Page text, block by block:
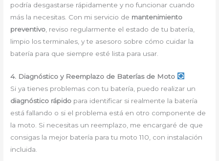
podría desgastarse rápidamente y no funcionar cuando
más la necesitas. Con mi servicio de mantenimiento
preventivo , reviso regularmente el estado de tu batería,
limpio los terminales, y te asesoro sobre cómo cuidar la
batería para que siempre esté lista para usar.
4. Diagnóstico y Reemplazo de Baterías de Moto
Si ya tienes problemas con tu batería, puedo realizar un
diagnóstico rápido para identificar si realmente la batería
está fallando o si el problema está en otro componente de
la moto. Si necesitas un reemplazo, me encargaré de que
consigas la mejor batería para tu moto 110, con instalación
incluida.